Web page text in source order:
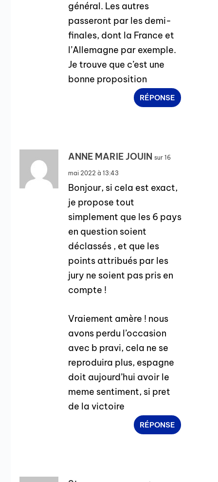
général. Les autres
passeront par les demi-
finales, dont la France et
l’Allemagne par exemple.
Je trouve que c’est une
bonne proposition
RÉPONSE
ANNE MARIE JOUIN sur 16
mai 2022 à 13:43
Bonjour, si cela est exact,
je propose tout
simplement que les 6 pays
en question soient
déclassés , et que les
points attribués par les
jury ne soient pas pris en
compte !
Vraiement amère ! nous
avons perdu l’occasion
avec b pravi, cela ne se
reproduira plus, espagne
doit aujourd’hui avoir le
meme sentiment, si pret
de la victoire
RÉPONSE